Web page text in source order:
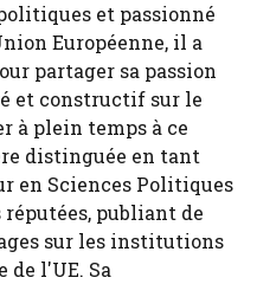
et passionné
Européenne, il a
partager sa passion
et constructif sur le
à plein temps à ce
distinguée en tant
en Sciences Politiques
publiant de
sur les institutions
de l'UE. Sa